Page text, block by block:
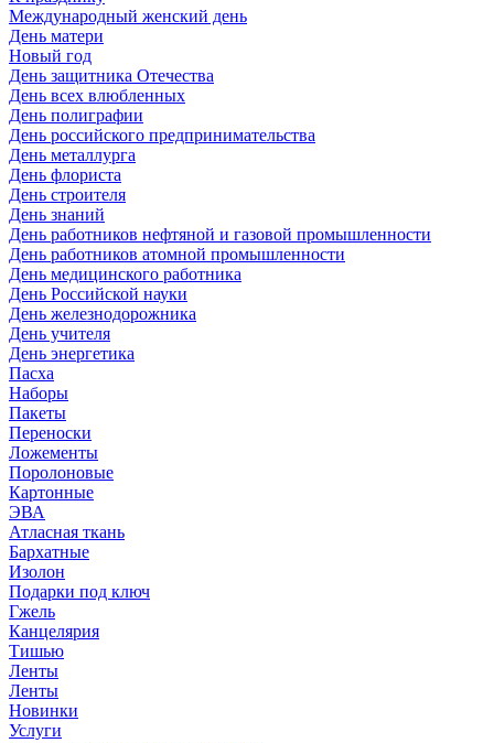
Международный женский день
День матери
Новый год
День защитника Отечества
День всех влюбленных
День полиграфии
День российского предпринимательства
День металлурга
День флориста
День строителя
День знаний
День работников нефтяной и газовой промышленности
День работников атомной промышленности
День медицинского работника
День Российской науки
День железнодорожника
День учителя
День энергетика
Пасха
Наборы
Пакеты
Переноски
Ложементы
Поролоновые
Картонные
ЭВА
Атласная ткань
Бархатные
Изолон
Подарки под ключ
Гжель
Канцелярия
Тишью
Ленты
Ленты
Новинки
Услуги